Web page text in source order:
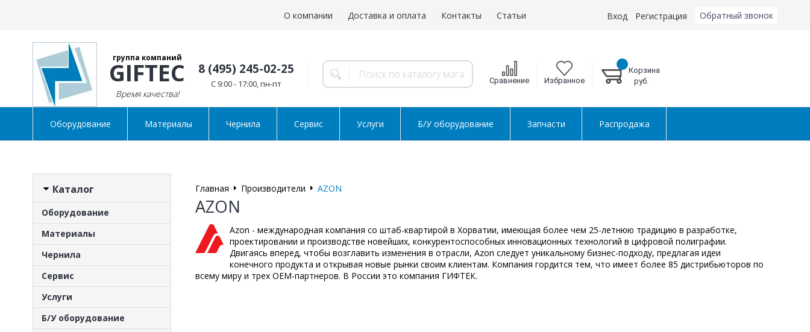
О компании Доставка и оплата Контакты Статьи Вход Регистрация Обратный звонок
группа компаний
GIFTEC
Время качества!
8 (495) 245-02-25
C 9:00 - 17:00, пн-пт Сравнение Избранное
Корзина
руб.
Оборудование Материалы Чернила Сервис Услуги Б/У оборудование Запчасти Распродажа
Каталог
Оборудование
Материалы
Чернила
Сервис
Услуги
Б/У оборудование
Главная Производители AZON
AZON
Azon - международная компания со штаб-квартирой в Хорватии, имеющая более чем 25-летнюю традицию в разработке,
проектировании и производстве новейших, конкурентоспособных инновационных технологий в цифровой полиграфии.
Двигаясь вперед, чтобы возглавить изменения в отрасли, Azon следует уникальному бизнес-подходу, предлагая идеи
конечного продукта и открывая новые рынки своим клиентам. Компания гордится тем, что имеет более 85 дистрибьюторов по
всему миру и трех OEM-партнеров. В России это компания ГИФТЕК.